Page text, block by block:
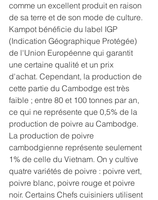
comme un excellent produit en raison
de sa terre et de son mode de culture.
Kampot bénéficie du label IGP
(Indication Géographique Protégée)
de l'Union Européenne qui garantit
une certaine qualité et un prix
d'achat. Cependant, la production de
cette partie du Cambodge est très
faible ; entre 80 et 100 tonnes par an,
ce qui ne représente que 0,5% de la
production de poivre au Cambodge.
La production de poivre
cambodgienne représente seulement
1% de celle du Vietnam. On y cultive
quatre variétés de poivre : poivre vert,
poivre blanc, poivre rouge et poivre
noir. Certains Chefs cuisiniers utilisent